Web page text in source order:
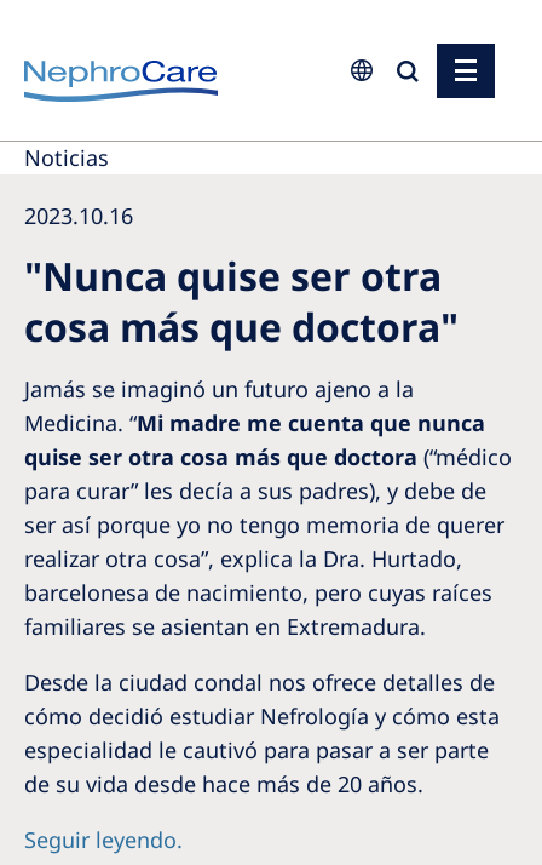
Europe
Germany
Israel
Italy
Netherlands
Poland
Portugal
Romania
Russia
Slovakia
Slovenia
Spain
Sweden
Noticias
2023.10.16
"Nunca quise ser otra
cosa más que doctora"
Jamás se imaginó un futuro ajeno a la
Medicina. “Mi madre me cuenta que nunca
quise ser otra cosa más que doctora (“médico
para curar” les decía a sus padres), y debe de
ser así porque yo no tengo memoria de querer
realizar otra cosa”, explica la Dra. Hurtado,
barcelonesa de nacimiento, pero cuyas raíces
familiares se asientan en Extremadura.
Desde la ciudad condal nos ofrece detalles de
cómo decidió estudiar Nefrología y cómo esta
especialidad le cautivó para pasar a ser parte
de su vida desde hace más de 20 años.
Seguir leyendo.